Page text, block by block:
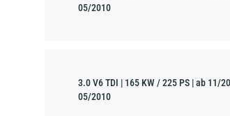
05/2010
3.0 V6 TDI | 165 KW / 225 PS | ab 11/
05/2010